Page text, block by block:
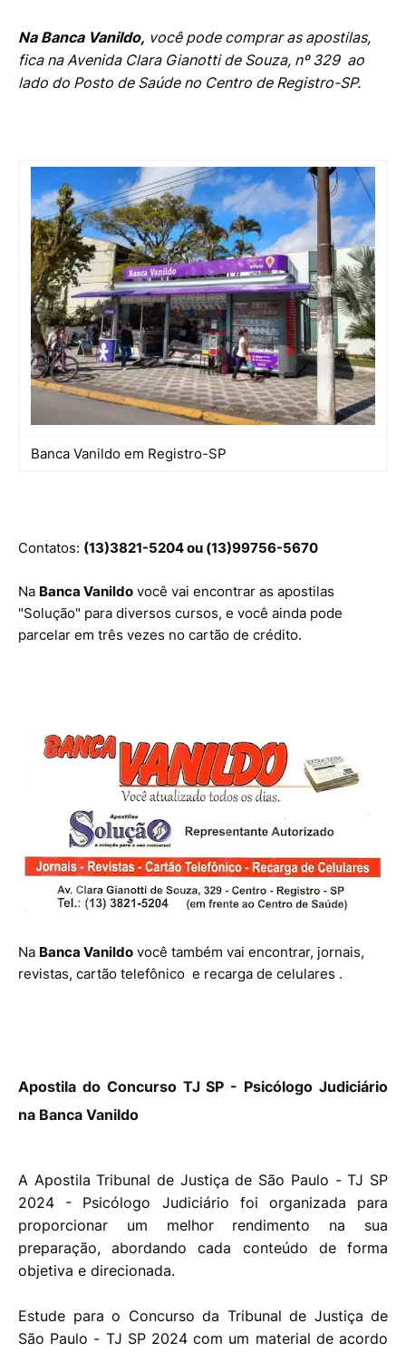
Na Banca Vanildo, você pode comprar as apostilas,
fica naAvenida Clara Gianotti de Souza, nº 329 ao
lado do Posto de Saúde no Centro de Registro-SP.
Banca Vanildo em Registro-SP
Contatos: (13)3821-5204 ou (13)99756-5670
Na Banca Vanildo você vai encontrar as apostilas
"Solução" para diversos cursos, e você ainda pode
parcelar em três vezes no cartão de crédito.
Na Banca Vanildo você também vai encontrar, jornais,
revistas, cartão telefônico e recarga de celulares .
Apostila do Concurso TJ SP - Psicólogo Judiciário
na Banca Vanildo
A Apostila Tribunal de Justiça de São Paulo - TJ SP
2024 - Psicólogo Judiciário foi organizada para
proporcionar um melhor rendimento na sua
preparação, abordando cada conteúdo de forma
objetiva e direcionada.
Estude para o Concurso da Tribunal de Justiça de
São Paulo - TJ SP 2024 com um material de acordo